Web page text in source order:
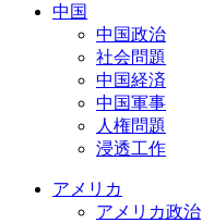
中国
中国政治
社会問題
中国経済
中国軍事
人権問題
浸透工作
アメリカ
アメリカ政治